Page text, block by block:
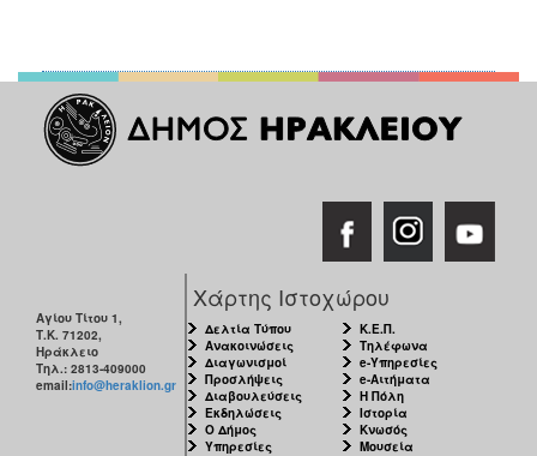
Αγίου Τίτου 1,
Τ.Κ. 71202,
Ηράκλειο
Τηλ.: 2813-409000
email:info@heraklion.gr
Χάρτης Ιστοχώρου
Δελτία Τύπου
Ανακοινώσεις
Διαγωνισμοί
Προσλήψεις
Διαβουλεύσεις
Εκδηλώσεις
Ο Δήμος
Υπηρεσίες
Κ.Ε.Π.
Τηλέφωνα
e-Υπηρεσίες
e-Αιτήματα
Η Πόλη
Ιστορία
Κνωσός
Μουσεία